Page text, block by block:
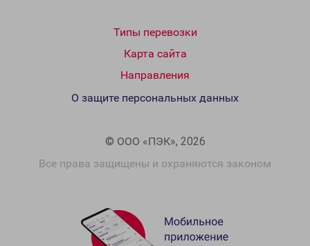
Типы перевозки
Карта сайта
Направления
© ООО «ПЭК», 2026
Все права защищены и охраняются законом
О защите персональных данных